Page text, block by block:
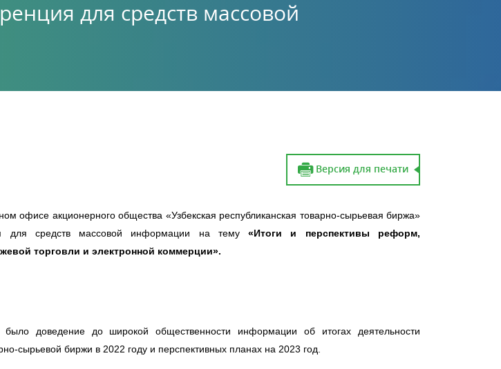
для средств массовой
Версия для печати
офисе акционерного общества «Узбекская республиканская товарно-сырьевая биржа»
для средств массовой информации на тему«Итоги и перспективы реформ,
торговли и электронной коммерции».
доведение до широкой общественности информации об итогах деятельности
сырьевой биржи в 2022 году и перспективных планах на 2023 год.